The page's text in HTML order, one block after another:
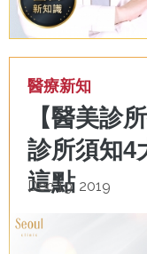
醫療新知
【醫美診
診所須知4
這點
Dec 19, 2019